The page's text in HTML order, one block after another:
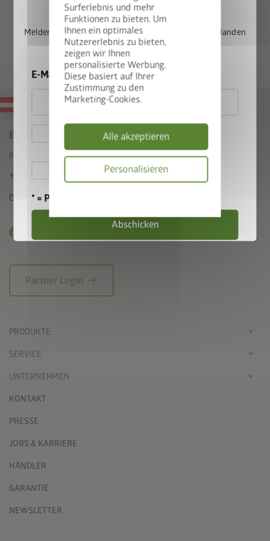
Surferlebnis und mehr
Funktionen zu bieten. Um
Ihnen ein optimales
Nutzererlebnis zu bieten,
zeigen wir Ihnen
personalisierte Werbung.
Diese basiert auf Ihrer
Zustimmung zu den
Marketing-Cookies.
Alle akzeptieren
Personalisieren
Das Biohort SmartBasePLUSist eine Komplettlösung – ein
zusätzlicher ALU-Bodenrahmen bzw. eine zusätzliche ALU-
Bodenplatte sind nicht notwendig.
MADE IN AUSTRIA
Biohort GmbH
Pürnstein 43, A-4120 Neufelden
call +43 7282 / 7788 0
mail office@biohort.at
Partner Login arrow_right_alt
PRODUKTE
SERVICE
UNTERNEHMEN
KONTAKT
PRESSE
JOBS & KARRIERE
HÄNDLER
GARANTIE
NEWSLETTER
Melden Sie sich jetzt für unseren Newsletter an und landen
Sie automatisch im Lostopf.
E-Mail
Hiermit akzeptiere ich
dieDatenschutzbestimmungen
Hiermit akzeptiere ich die
Teilnahmebedingungen.
* = Pflichtfeld
Abschicken